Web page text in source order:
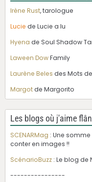
Irène Rust, tarologue
Lucie de Lucie a lu
Hyena de Soul Shadow
Laween DowFamily
Laurène Beles des Mots
Margotde Margorito
Les blogs où j'aime
SCENARMag : Une
conter en images !!
ScénarioBuzz : Le blog de
----------------